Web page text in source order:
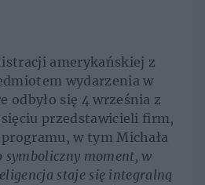
amerykańskiej z
wydarzenia w
odbyło się 4 września z
przedstawicieli firm,
w tym Michała
symboliczny moment, w
staje się integralną